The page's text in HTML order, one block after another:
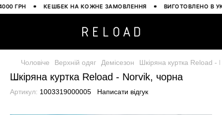
КЕШБЕК НА КОЖНЕ ЗАМОВЛЕННЯ ВИГОТОВЛЕНО В
Чоловіче Верхній одяг Демісезон Шкіряна куртка Reload -
Шкіряна куртка Reload - Norvik, чорна
Артикул: 1003319000005 Написати відгук